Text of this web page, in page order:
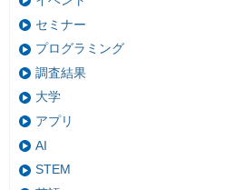
セミナー
プログラミング
調査結果
大学
アプリ
AI
STEM